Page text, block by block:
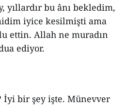
yıllardır bu ânı bekledim,
iyice kesilmişti ama
ettin. Allah ne muradın
ediyor.
İyi bir şey işte. Münevver